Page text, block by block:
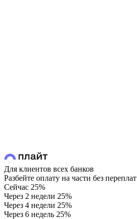
Для клиентов всех банков
Разбейте оплату на части без переплат
Сейчас 25%
Через 2 недели 25%
Через 4 недели 25%
Через 6 недель 25%